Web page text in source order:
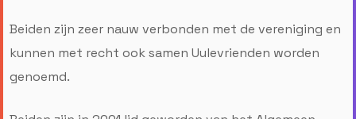
Beiden zijn zeer nauw verbonden met de vereniging en
kunnen met recht ook samen Uulevrienden worden
genoemd.